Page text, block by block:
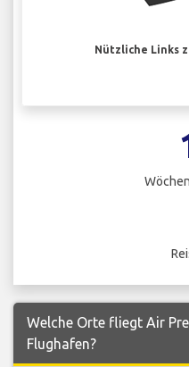
Nützliche Links
Welche Orte fliegt Air
Flughafen?